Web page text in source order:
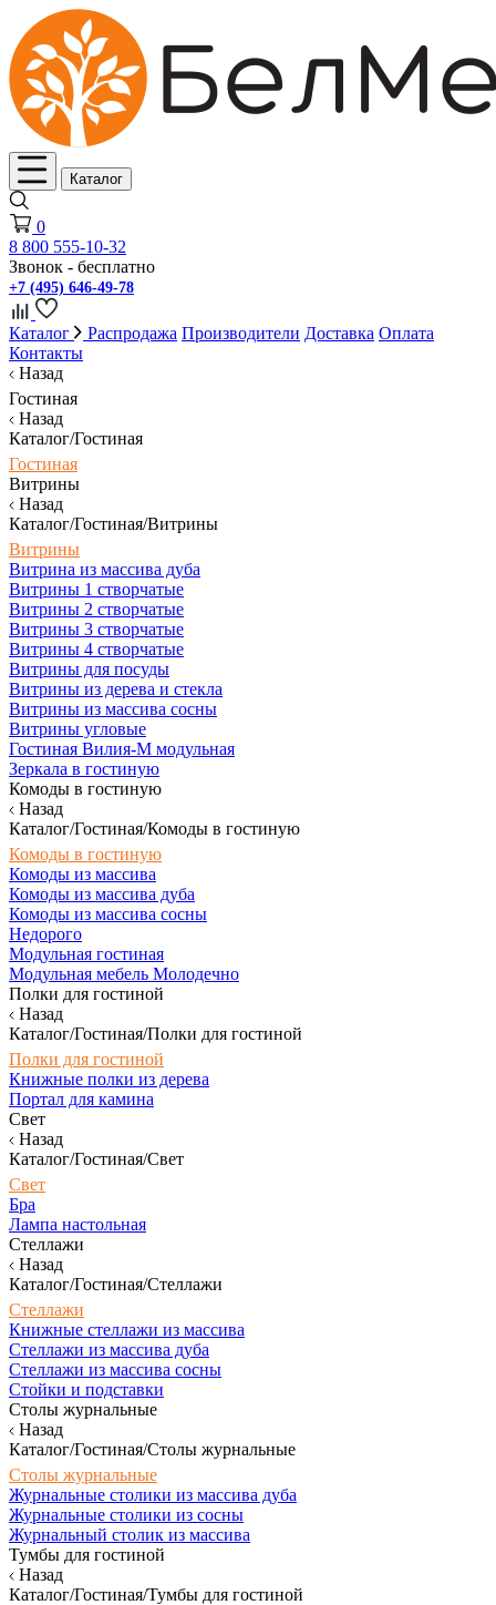
Каталог
0
8 800 555-10-32
Звонок - бесплатно
+7 (495) 646-49-78
Каталог Распродажа Производители Доставка Оплата
Контакты
Назад
Гостиная
Назад
Каталог/Гостиная
Гостиная
Витрины
Назад
Каталог/Гостиная/Витрины
Витрины
Витрина из массива дуба
Витрины 1 створчатые
Витрины 2 створчатые
Витрины 3 створчатые
Витрины 4 створчатые
Витрины для посуды
Витрины из дерева и стекла
Витрины из массива сосны
Витрины угловые
Гостиная Вилия-М модульная
Зеркала в гостиную
Комоды в гостиную
Назад
Каталог/Гостиная/Комоды в гостиную
Комоды в гостиную
Комоды из массива
Комоды из массива дуба
Комоды из массива сосны
Недорого
Модульная гостиная
Модульная мебель Молодечно
Полки для гостиной
Назад
Каталог/Гостиная/Полки для гостиной
Полки для гостиной
Книжные полки из дерева
Портал для камина
Свет
Назад
Каталог/Гостиная/Свет
Свет
Бра
Лампа настольная
Стеллажи
Назад
Каталог/Гостиная/Стеллажи
Стеллажи
Книжные стеллажи из массива
Стеллажи из массива дуба
Стеллажи из массива сосны
Стойки и подставки
Столы журнальные
Назад
Каталог/Гостиная/Столы журнальные
Столы журнальные
Журнальные столики из массива дуба
Журнальные столики из сосны
Журнальный столик из массива
Тумбы для гостиной
Назад
Каталог/Гостиная/Тумбы для гостиной